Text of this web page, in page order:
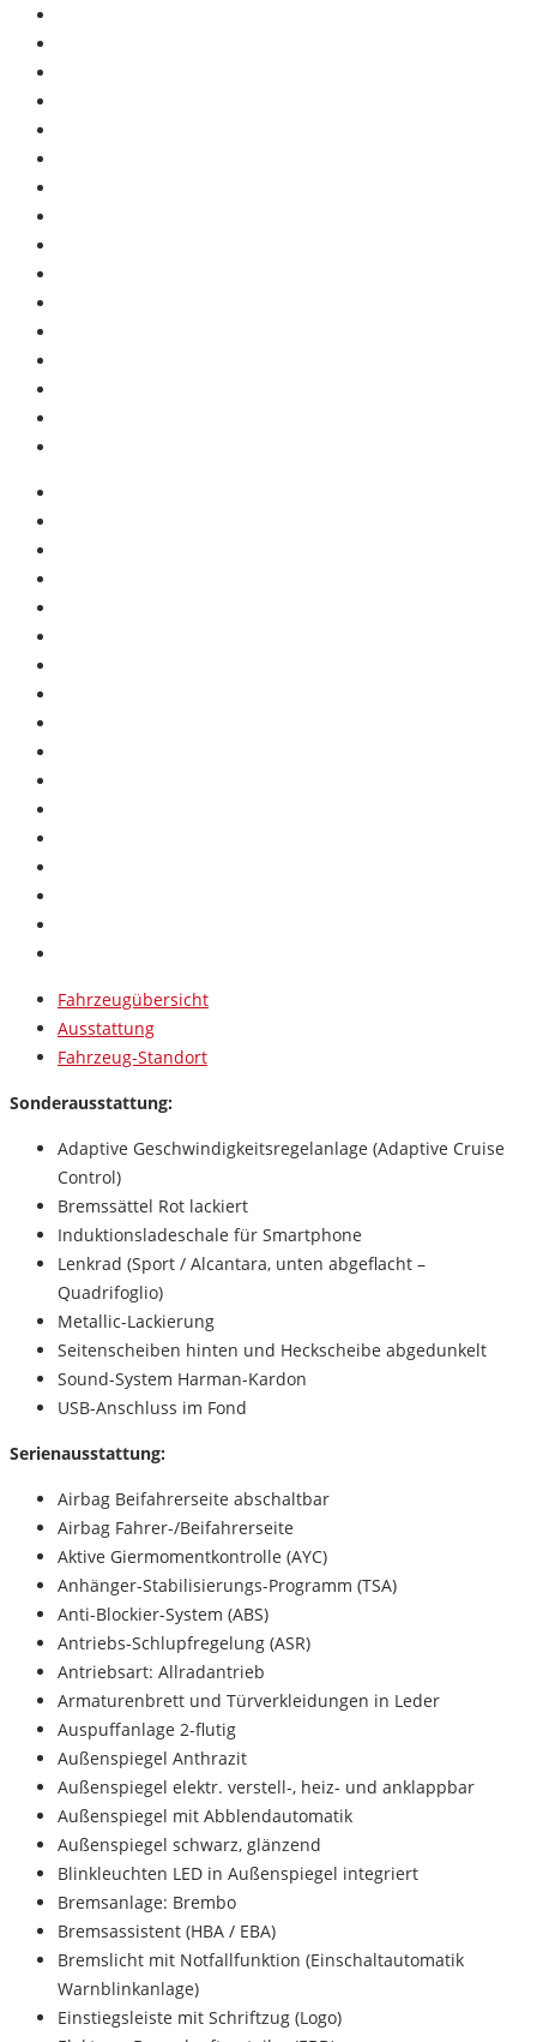
Fahrzeugübersicht
Ausstattung
Fahrzeug-Standort
Sonderausstattung:
Adaptive Geschwindigkeitsregelanlage (Adaptive Cruise
Control)
Bremssättel Rot lackiert
Induktionsladeschale für Smartphone
Lenkrad (Sport / Alcantara, unten abgeflacht –
Quadrifoglio)
Metallic-Lackierung
Seitenscheiben hinten und Heckscheibe abgedunkelt
Sound-System Harman-Kardon
USB-Anschluss im Fond
Serienausstattung:
Airbag Beifahrerseite abschaltbar
Airbag Fahrer-/Beifahrerseite
Aktive Giermomentkontrolle (AYC)
Anhänger-Stabilisierungs-Programm (TSA)
Anti-Blockier-System (ABS)
Antriebs-Schlupfregelung (ASR)
Antriebsart: Allradantrieb
Armaturenbrett und Türverkleidungen in Leder
Auspuffanlage 2-flutig
Außenspiegel Anthrazit
Außenspiegel elektr. verstell-, heiz- und anklappbar
Außenspiegel mit Abblendautomatik
Außenspiegel schwarz, glänzend
Blinkleuchten LED in Außenspiegel integriert
Bremsanlage: Brembo
Bremsassistent (HBA / EBA)
Bremslicht mit Notfallfunktion (Einschaltautomatik
Warnblinkanlage)
Einstiegsleiste mit Schriftzug (Logo)